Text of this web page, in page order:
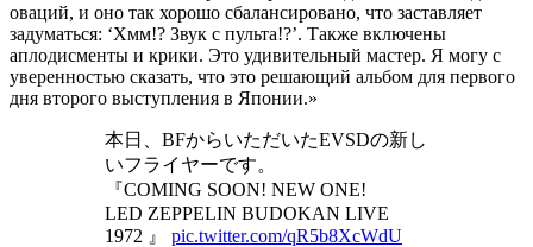
оваций, и оно так хорошо сбалансировано, что заставляет
задуматься: ‘Хмм!? Звук с пульта!?’. Также включены
аплодисменты и крики. Это удивительный мастер. Я могу с
уверенностью сказать, что это решающий альбом для первого
дня второго выступления в Японии.»
本日、BFからいただいたEVSDの新し
いフライヤーです。
『COMING SOON! NEW ONE!
LED ZEPPELIN BUDOKAN LIVE
1972 』 pic.twitter.com/qR5b8XcWdU